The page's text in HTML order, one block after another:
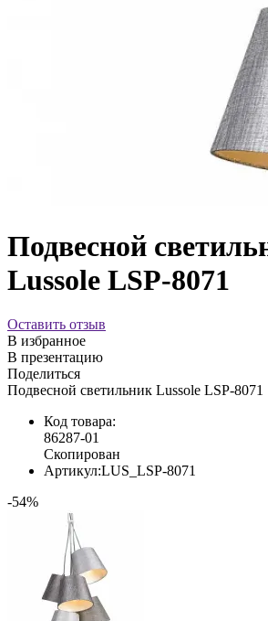
Подвесной
Lussole LSP-8071
Оставить отзыв
В избранное
В презентацию
Поделиться
Подвесной светильник Lussole LSP-8071
Код товара:
86287-01
Скопирован
Артикул:LUS_LSP-8071
-54%